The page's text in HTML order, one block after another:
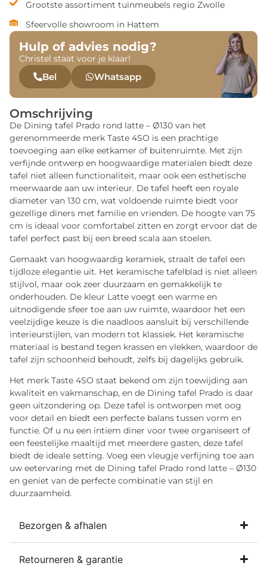
Grootste assortiment tuinmeubels regio Zwolle
Sfeervolle showroom in Hattem
Hulp of advies nodig?
Christel staat voor je klaar!
Bel Whatsapp
Omschrijving
De Dining tafel Prado rond latte – Ø130 van het
gerenommeerde merk Taste 4SO is een prachtige
toevoeging aan elke eetkamer of buitenruimte. Met zijn
verfijnde ontwerp en hoogwaardige materialen biedt deze
tafel niet alleen functionaliteit, maar ook een esthetische
meerwaarde aan uw interieur. De tafel heeft een royale
diameter van 130 cm, wat voldoende ruimte biedt voor
gezellige diners met familie en vrienden. De hoogte van 75
cm is ideaal voor comfortabel zitten en zorgt ervoor dat de
tafel perfect past bij een breed scala aan stoelen.
Gemaakt van hoogwaardig keramiek, straalt de tafel een
tijdloze elegantie uit. Het keramische tafelblad is niet alleen
stijlvol, maar ook zeer duurzaam en gemakkelijk te
onderhouden. De kleur Latte voegt een warme en
uitnodigende sfeer toe aan uw ruimte, waardoor het een
veelzijdige keuze is die naadloos aansluit bij verschillende
interieurstijlen, van modern tot klassiek. Het keramische
materiaal is bestand tegen krassen en vlekken, waardoor de
tafel zijn schoonheid behoudt, zelfs bij dagelijks gebruik.
Het merk Taste 4SO staat bekend om zijn toewijding aan
kwaliteit en vakmanschap, en de Dining tafel Prado is daar
geen uitzondering op. Deze tafel is ontworpen met oog
voor detail en biedt een perfecte balans tussen vorm en
functie. Of u nu een intiem diner voor twee organiseert of
een feestelijke maaltijd met meerdere gasten, deze tafel
biedt de ideale setting. Voeg een vleugje verfijning toe aan
uw eetervaring met de Dining tafel Prado rond latte – Ø130
en geniet van de perfecte combinatie van stijl en
duurzaamheid.
Bezorgen & afhalen
Retourneren & garantie